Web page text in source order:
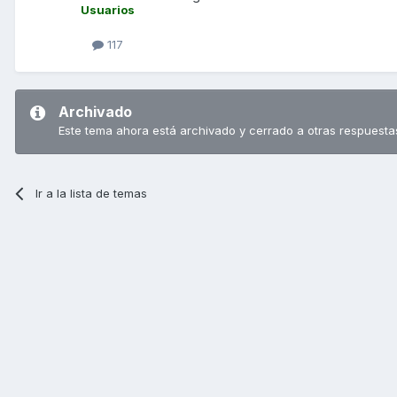
Usuarios
117
Archivado
Este tema ahora está archivado y cerrado a otras
Ir a la lista de temas